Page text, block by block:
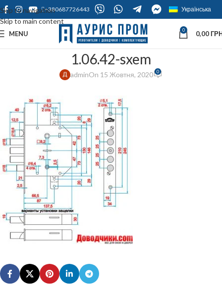
Skip to navigation
Skip to main content
+380687726443 Українська
MENU 0 0,00
1.06.42-sxem
adminOn 15 Жовтня, 2020 0